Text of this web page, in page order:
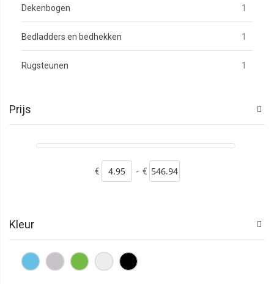
Dekenbogen 1
Bedladders en bedhekken 1
Rugsteunen 1
Prijs
€ - €
Kleur